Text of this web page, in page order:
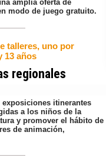
amplia oferta de
modo de juego gratuito.
talleres, uno por
13 años
regionales
itinerantes
a los niños de la
y promover el hábito de
de animación,